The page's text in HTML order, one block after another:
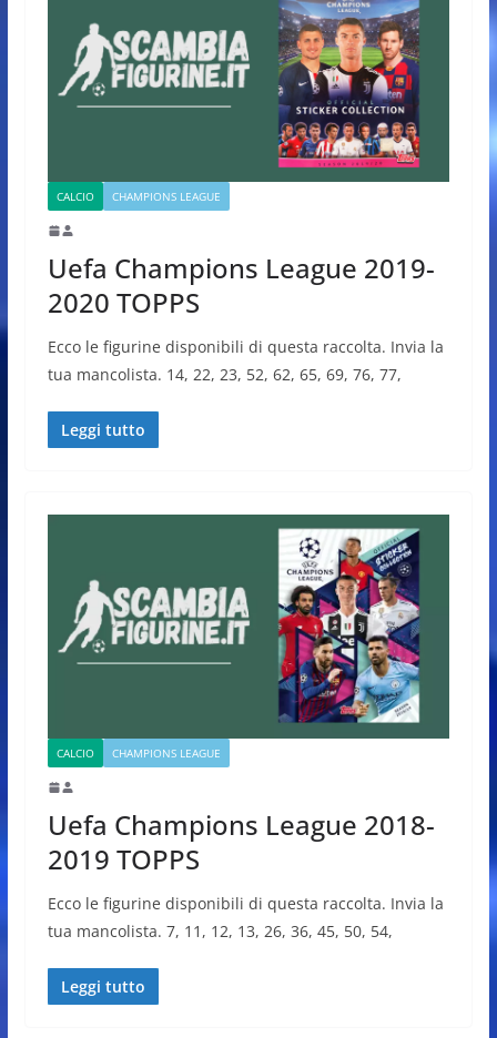
CALCIO CHAMPIONS LEAGUE
Uefa Champions League 2019-
2020 TOPPS
Ecco le figurine disponibili di questa raccolta. Invia la
tua mancolista. 14, 22, 23, 52, 62, 65, 69, 76, 77,
Leggi tutto
CALCIO CHAMPIONS LEAGUE
Uefa Champions League 2018-
2019 TOPPS
Ecco le figurine disponibili di questa raccolta. Invia la
tua mancolista. 7, 11, 12, 13, 26, 36, 45, 50, 54,
Leggi tutto